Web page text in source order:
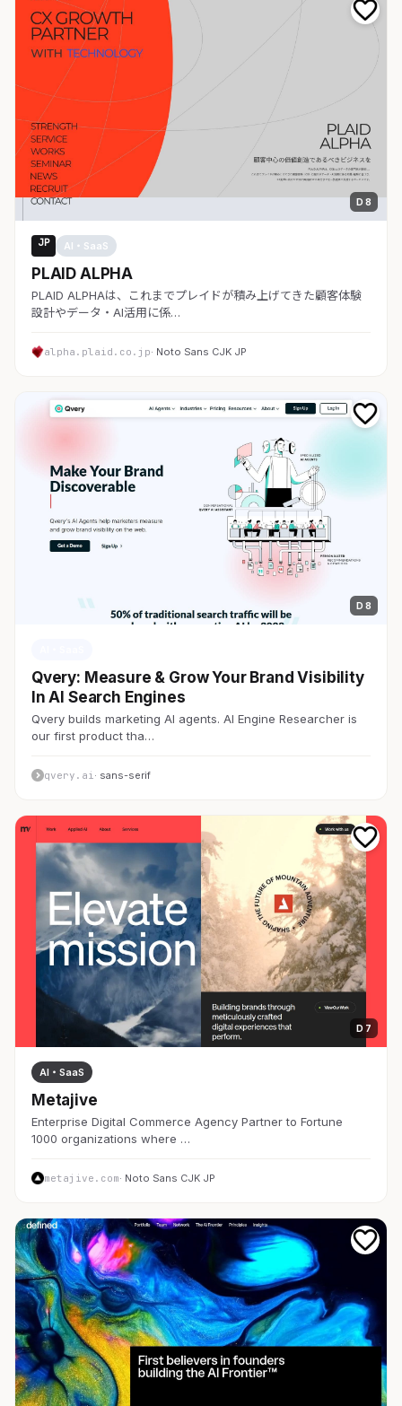
D 8
JP AI・SaaS
PLAID ALPHA
PLAID ALPHAは、これまでプレイドが積み上げてきた顧客体験
設計やデータ・AI活用に係…
alpha.plaid.co.jp· Noto Sans CJK JP
D 8
Qvery: Measure & Grow Your Brand Visibility
In AI Search Engines
Qvery builds marketing AI agents. AI Engine Researcher is
our first product tha…
qvery.ai · sans-serif
D 7
AI・SaaS
Metajive
Enterprise Digital Commerce Agency Partner to Fortune
1000 organizations where …
metajive.com· Noto Sans CJK JP